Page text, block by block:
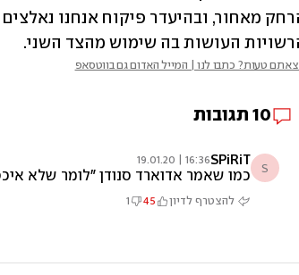
העושות בה שימוש מהצד השני.
טעות? כתבו לנו | המייל האדום גם בווטסאפ
10 תגובות
S
SPiRiT
16:36 | 19.01.20
כמו שאמר אדוארד סנודן "לומר שלא
להצטרף לדיון 45
1